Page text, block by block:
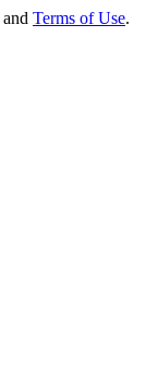
and Terms of Use.